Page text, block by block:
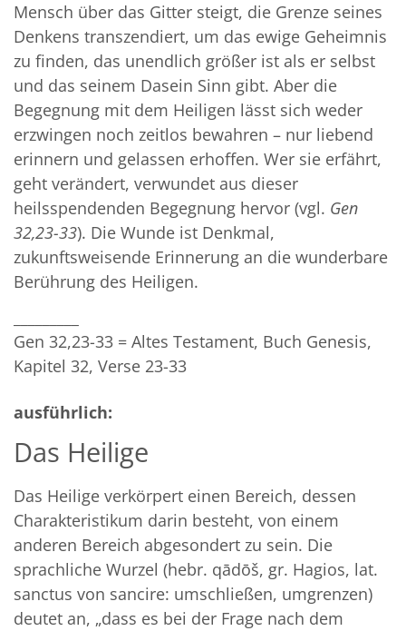
Mensch über das Gitter steigt, die Grenze seines
Denkens transzendiert, um das ewige Geheimnis
zu finden, das unendlich größer ist als er selbst
und das seinem Dasein Sinn gibt. Aber die
Begegnung mit dem Heiligen lässt sich weder
erzwingen noch zeitlos bewahren – nur liebend
erinnern und gelassen erhoffen. Wer sie erfährt,
geht verändert, verwundet aus dieser
heilsspendenden Begegnung hervor (vgl. Gen
32,23-33). Die Wunde ist Denkmal,
zukunftsweisende Erinnerung an die wunderbare
Berührung des Heiligen.
Gen 32,23-33 = Altes Testament, Buch Genesis,
Kapitel 32, Verse 23-33
ausführlich:
Das Heilige
Das Heilige verkörpert einen Bereich, dessen
Charakteristikum darin besteht, von einem
anderen Bereich abgesondert zu sein. Die
sprachliche Wurzel (hebr. qādōš, gr. Hagios, lat.
sanctus von sancire: umschließen, umgrenzen)
deutet an, „dass es bei der Frage nach dem